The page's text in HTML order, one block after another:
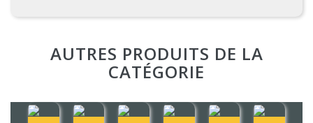
AUTRES PRODUITS DE LA
CATÉGORIE